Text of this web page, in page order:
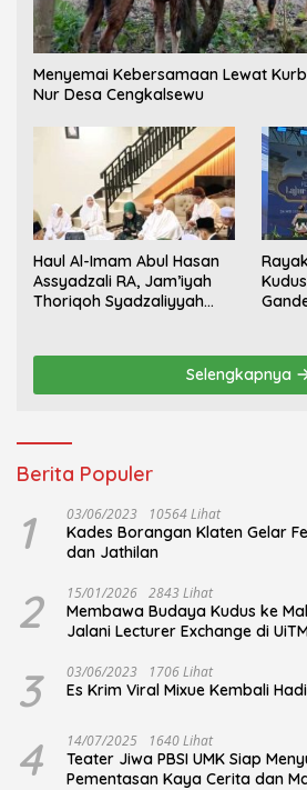
Menyemai Kebersamaan Lewat
Nur Desa Cengkalsewu
Haul Al-Imam Abul Hasan
Assyadzali RA, Jam’iyah
Thoriqoh Syadzaliyyah
Selengkapnya
Berita Populer
1 03/06/2023 10564 Lihat
Kades Borangan Klaten Gelar
dan Jathilan
2 15/01/2026 2843 Lihat
Membawa Budaya Kudus ke
Jalani Lecturer Exchange di
3 03/06/2023 1706 Lihat
Es Krim Viral Mixue Kembali
4 14/07/2025 1640 Lihat
Teater Jiwa PBSI UMK Siap
Pementasan Kaya Cerita dan